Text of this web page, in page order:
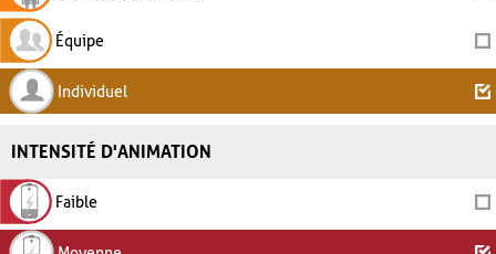
Équipe
Individuel
INTENSITÉ D'ANIMATION
Faible